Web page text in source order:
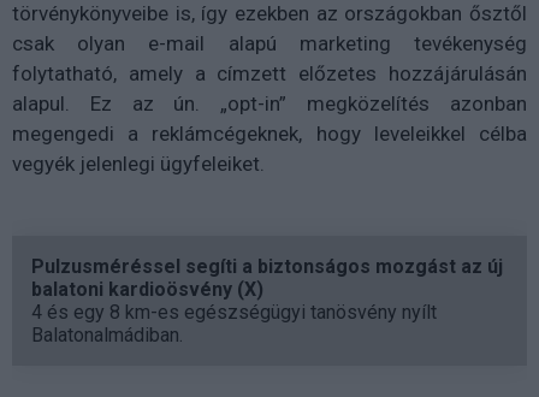
törvénykönyveibe is, így ezekben az országokban ősztől
csak olyan e-mail alapú marketing tevékenység
folytatható, amely a címzett előzetes hozzájárulásán
alapul. Ez az ún. „opt-in” megközelítés azonban
megengedi a reklámcégeknek, hogy leveleikkel célba
vegyék jelenlegi ügyfeleiket.
Pulzusméréssel segíti a biztonságos mozgást az új
balatoni kardioösvény (X)
4 és egy 8 km-es egészségügyi tanösvény nyílt
Balatonalmádiban.